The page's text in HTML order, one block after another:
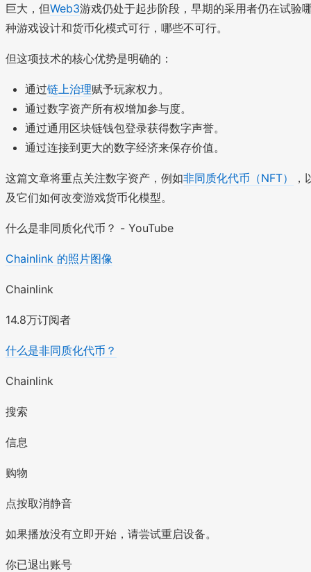
巨大，但Web3游戏仍处于起步阶段，早期的采用者仍在试验
种游戏设计和货币化模式可行，哪些不可行。
但这项技术的核心优势是明确的：
通过链上治理赋予玩家权力。
通过数字资产所有权增加参与度。
通过通用区块链钱包登录获得数字声誉。
通过连接到更大的数字经济来保存价值。
这篇文章将重点关注数字资产，例如非同质化代币（NFT）
，
及它们如何改变游戏货币化模型。
什么是非同质化代币？ - YouTube
Chainlink 的照片图像
Chainlink
14.8万订阅者
什么是非同质化代币？
Chainlink
搜索
信息
购物
点按取消静音
如果播放没有立即开始，请尝试重启设备。
你已退出账号